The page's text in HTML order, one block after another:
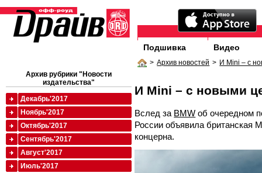
Подшивка Видео
> Архив новостей > И Mini – с
И Mini – с новыми
Вслед за BMW об очередном
России объявила британская
концерна.
Архив рубрики "Новости
издательства"
Декабрь'2017
Ноябрь'2017
Октябрь'2017
Сентябрь'2017
Август'2017
Июль'2017